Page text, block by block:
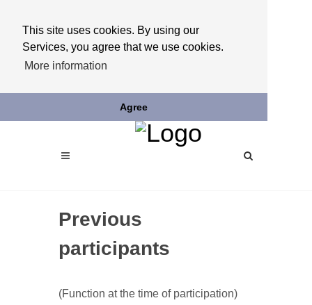
This site uses cookies. By using our
Services, you agree that we use cookies.
More information
Agree
Previous
participants
(Function at the time of participation)